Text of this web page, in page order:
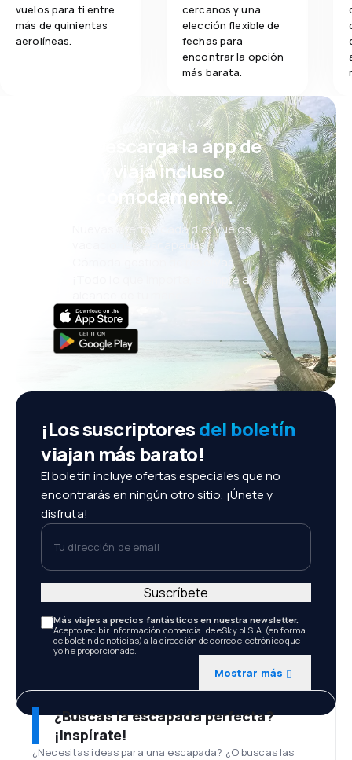
vuelos para ti entre
más de quinientas
aerolíneas.
cercanos y una
elección flexible de
fechas para
encontrar la opción
más barata.
¡Eh! Descarga la app de
eSky y viaja incluso
más cómodamente.
Nuevas ofertas cada día: vuelos,
vacaciones, escapadas
Cómoda gestión de reservas
¡Todo lo que importa, siempre al
¡Los suscriptoresdel boletín
viajan más barato!
El boletín incluye ofertas especiales que no
encontrarás en ningún otro sitio. ¡Únete y
disfruta!
Tu dirección de email
Más viajes a precios fantásticos en nuestra newsletter.
Acepto recibir información comercial de eSky.pl S.A. (en forma
de boletín de noticias) a la dirección de correo electrónico que
yo he proporcionado.
Mostrar más
Suscríbete
¿Buscas la escapada perfecta?
¡Inspírate!
¿Necesitas ideas para una escapada? ¿O buscas las